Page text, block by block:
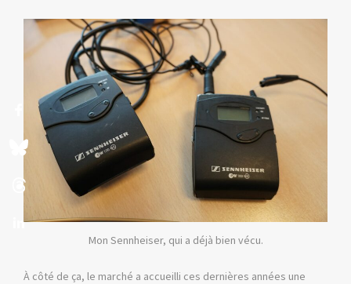
Mon Sennheiser, qui a déjà bien vécu.
À côté de ça, le marché a accueilli ces dernières années une